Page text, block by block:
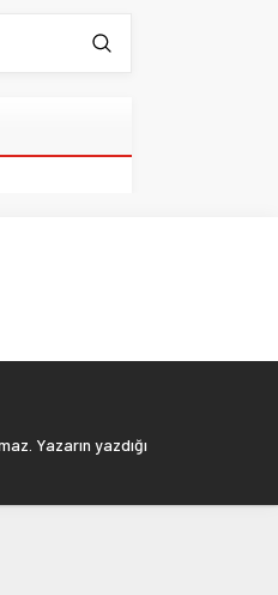
Yazarın yazdığı